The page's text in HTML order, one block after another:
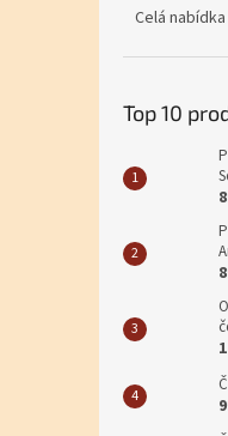
Celá nabídka
Top 10